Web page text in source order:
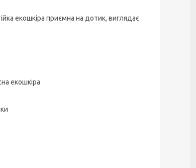
екошкіра приємна на дотик, виглядає
екошкіра